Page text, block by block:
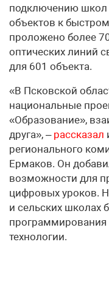
подключению школ
объектов к
проложено более
оптических линий
для 601 объекта.
«В Псковской
национальные
«Образование»,
друга», – рассказал
регионального
Ермаков. Он
возможности для
цифровых уроков.
и сельских школах
технологии.